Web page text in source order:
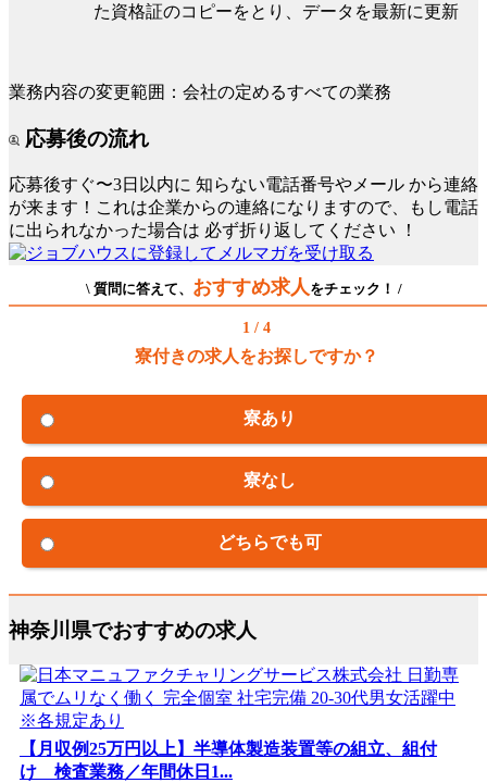
た資格証のコピーをとり、データを最新に更新
業務内容の変更範囲：会社の定めるすべての業務
応募後の流れ
応募後すぐ〜3日以内に 知らない電話番号やメール から連絡
が来ます！これは企業からの連絡になりますので、もし電話
に出られなかった場合は 必ず折り返してください ！
\ 質問に答えて、 おすすめ求人 をチェック！ /
1 / 4
寮付きの求人をお探しですか？
寮あり
寮なし
どちらでも可
神奈川県でおすすめの求人
【月収例25万円以上】半導体製造装置等の組立、組付
け 検査業務／年間休日1...